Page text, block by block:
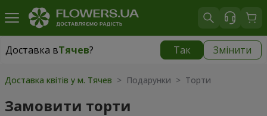
Доставка вТячев? Так Змінити
Доставка вТячев|
Доставка квітів у м. Тячев > Подарунки > Торти
Замовити торти